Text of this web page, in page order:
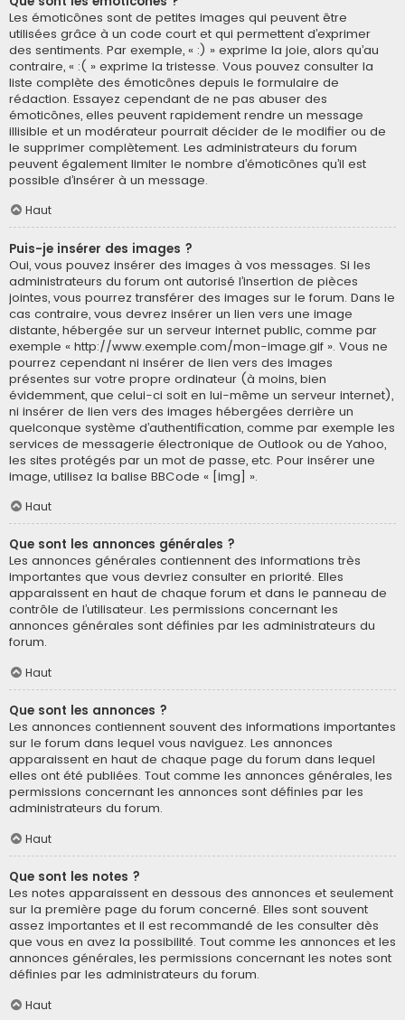
Les émoticônes sont de petites images qui peuvent être
utilisées grâce à un code court et qui permettent d’exprimer
des sentiments. Par exemple, « :) » exprime la joie, alors qu’au
contraire, « :( » exprime la tristesse. Vous pouvez consulter la
liste complète des émoticônes depuis le formulaire de
rédaction. Essayez cependant de ne pas abuser des
émoticônes, elles peuvent rapidement rendre un message
illisible et un modérateur pourrait décider de le modifier ou de
le supprimer complètement. Les administrateurs du forum
peuvent également limiter le nombre d’émoticônes qu’il est
possible d’insérer à un message.
Haut
Puis-je insérer des images ?
Oui, vous pouvez insérer des images à vos messages. Si les
administrateurs du forum ont autorisé l’insertion de pièces
jointes, vous pourrez transférer des images sur le forum. Dans le
cas contraire, vous devrez insérer un lien vers une image
distante, hébergée sur un serveur internet public, comme par
exemple « http://www.exemple.com/mon-image.gif ». Vous ne
pourrez cependant ni insérer de lien vers des images
présentes sur votre propre ordinateur (à moins, bien
évidemment, que celui-ci soit en lui-même un serveur internet),
ni insérer de lien vers des images hébergées derrière un
quelconque système d’authentification, comme par exemple les
services de messagerie électronique de Outlook ou de Yahoo,
les sites protégés par un mot de passe, etc. Pour insérer une
image, utilisez la balise BBCode « [img] ».
Haut
Que sont les annonces générales ?
Les annonces générales contiennent des informations très
importantes que vous devriez consulter en priorité. Elles
apparaissent en haut de chaque forum et dans le panneau de
contrôle de l’utilisateur. Les permissions concernant les
annonces générales sont définies par les administrateurs du
forum.
Haut
Que sont les annonces ?
Les annonces contiennent souvent des informations importantes
sur le forum dans lequel vous naviguez. Les annonces
apparaissent en haut de chaque page du forum dans lequel
elles ont été publiées. Tout comme les annonces générales, les
permissions concernant les annonces sont définies par les
administrateurs du forum.
Haut
Que sont les notes ?
Les notes apparaissent en dessous des annonces et seulement
sur la première page du forum concerné. Elles sont souvent
assez importantes et il est recommandé de les consulter dès
que vous en avez la possibilité. Tout comme les annonces et les
annonces générales, les permissions concernant les notes sont
définies par les administrateurs du forum.
Haut